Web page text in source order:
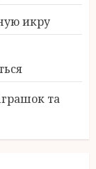
икру
та